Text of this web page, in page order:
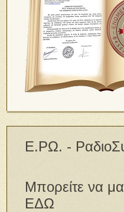
Ε.ΡΩ. -
Μπορείτε να
ΕΔΩ